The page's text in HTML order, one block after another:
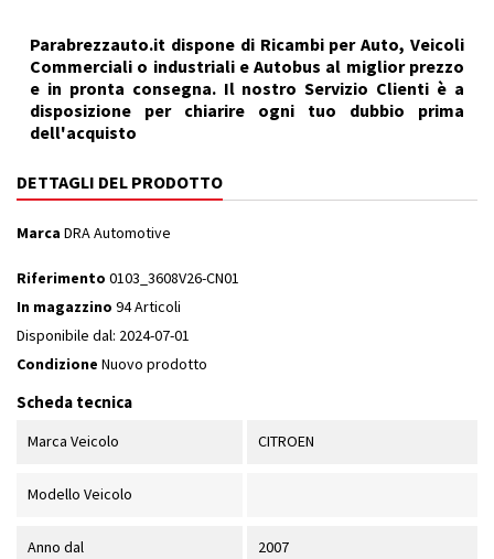
Parabrezzauto.it dispone di Ricambi per Auto, Veicoli
Commerciali o industriali e Autobus al miglior prezzo
e in pronta consegna. Il nostro Servizio Clienti è a
disposizione per chiarire ogni tuo dubbio prima
dell'acquisto
DETTAGLI DEL PRODOTTO
Marca DRA Automotive
Riferimento 0103_3608V26-CN01
In magazzino 94 Articoli
Disponibile dal: 2024-07-01
Condizione Nuovo prodotto
Scheda tecnica
Marca Veicolo CITROEN
Modello Veicolo
Anno dal 2007